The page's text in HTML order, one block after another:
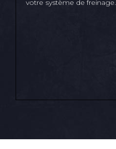
votre système de freinage.